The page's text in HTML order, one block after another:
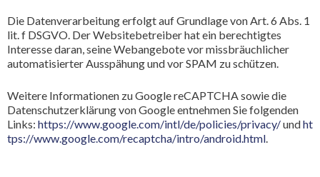
Die Datenverarbeitung erfolgt auf Grundlage von Art. 6 Abs. 1
lit. f DSGVO. Der Websitebetreiber hat ein berechtigtes
Interesse daran, seine Webangebote vor missbräuchlicher
automatisierter Ausspähung und vor SPAM zu schützen.
Weitere Informationen zu Google reCAPTCHA sowie die
Datenschutzerklärung von Google entnehmen Sie folgenden
Links: https://www.google.com/intl/de/policies/privacy/undht
tps://www.google.com/recaptcha/intro/android.html.